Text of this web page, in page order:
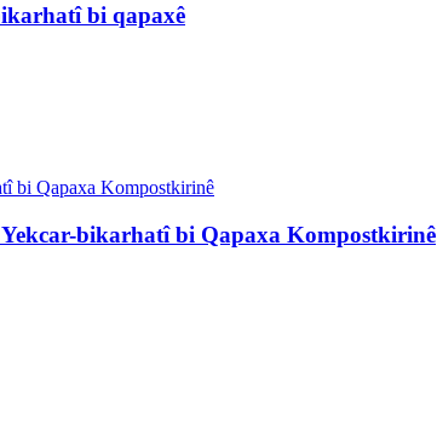
bi qapaxê
Yekcar-bikarhatî bi Qapaxa Kompostkirinê